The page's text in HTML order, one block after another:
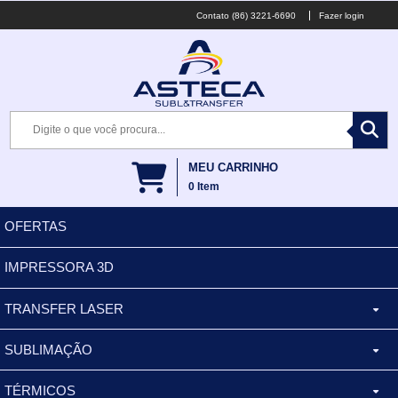
(86) 3221-6690 Fazer login
MEU CARRINHO
0 Item
OFERTAS
IMPRESSORA 3D
TRANSFER LASER
CANECA ALUMINIO
BALDES
SUBLIMAÇÃO
XÍCARA
TÉRMICOS